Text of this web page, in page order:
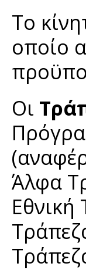
Το
οποίο
Οι
Άλφα